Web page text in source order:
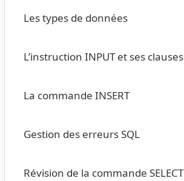
Les types de données
L’instruction INPUT et ses clauses
La commande INSERT
Gestion des erreurs SQL
Révision de la commande SELECT